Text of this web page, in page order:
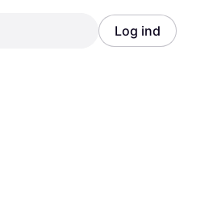
Log ind